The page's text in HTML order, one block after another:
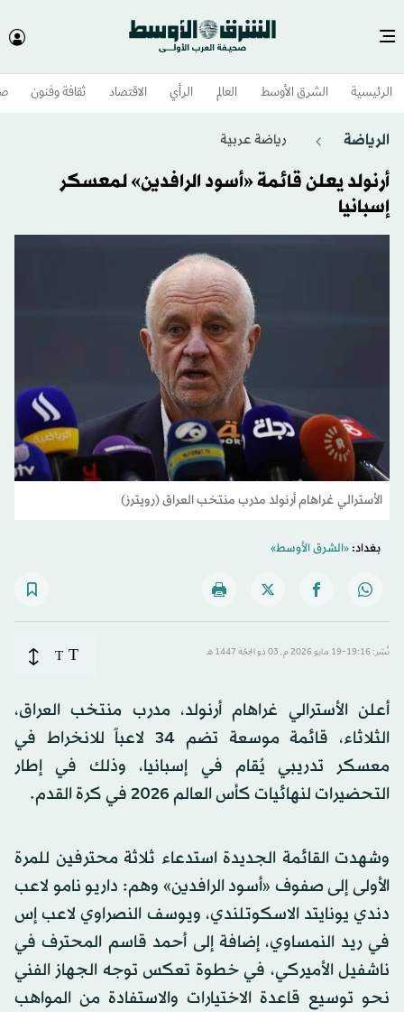
الرئيسية الشرق الأوسط​ العالم الرأي الاقتصاد ثقافة وفنون
الرياضة رياضة عربية
أرنولد يعلن قائمة «أسود الرافدين» لمعسكر
إسبانيا
الأسترالي غراهام أرنولد مدرب منتخب العراق (رويترز)
بغداد:«الشرق الأوسط»
نُشر: 19:16-19 مايو 2026 م ـ 03 ذو الحِجّة 1447 هـ T
T
أعلن الأسترالي غراهام أرنولد، مدرب منتخب العراق،
الثلاثاء، قائمة موسعة تضم 34 لاعباً للانخراط في
معسكر تدريبي يُقام في إسبانيا، وذلك في إطار
التحضيرات لنهائيات كأس العالم 2026 في كرة القدم.
وشهدت القائمة الجديدة استدعاء ثلاثة محترفين للمرة
الأولى إلى صفوف «أسود الرافدين» وهم: داريو نامو لاعب
دندي يونايتد الاسكوتلندي، ويوسف النصراوي لاعب إس
في ريد النمساوي، إضافة إلى أحمد قاسم المحترف في
ناشفيل الأميركي، في خطوة تعكس توجه الجهاز الفني
نحو توسيع قاعدة الاختيارات والاستفادة من المواهب